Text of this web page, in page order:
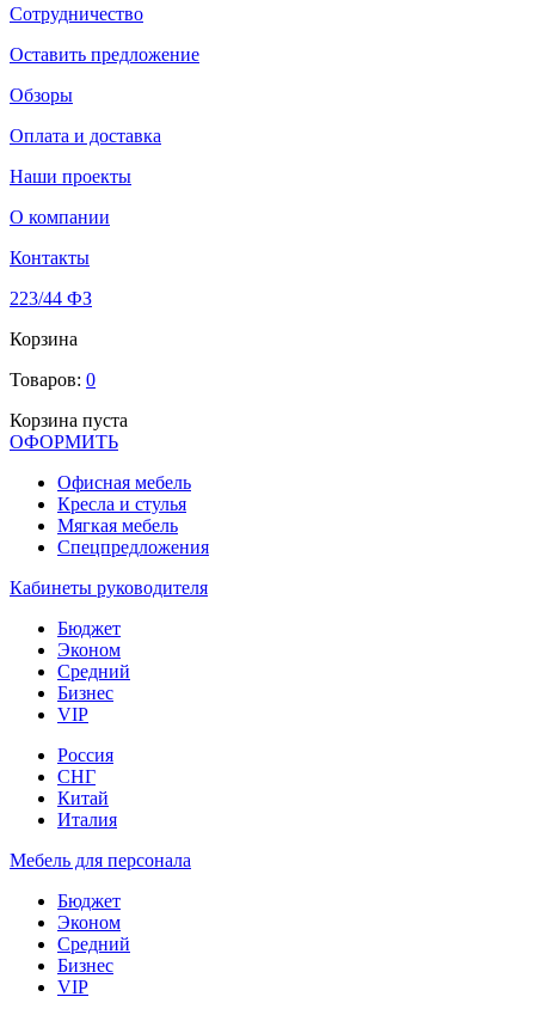
Сотрудничество
Оставить предложение
Обзоры
Оплата и доставка
Наши проекты
О компании
Контакты
223/44 ФЗ
Корзина
Товаров: 0
Корзина пуста
ОФОРМИТЬ
Офиcная мебель
Кресла и стулья
Мягкая мебель
Спецпредложения
Кабинеты руководителя
Бюджет
Эконом
Средний
Бизнес
VIP
Россия
СНГ
Китай
Италия
Мебель для персонала
Бюджет
Эконом
Средний
Бизнес
VIP